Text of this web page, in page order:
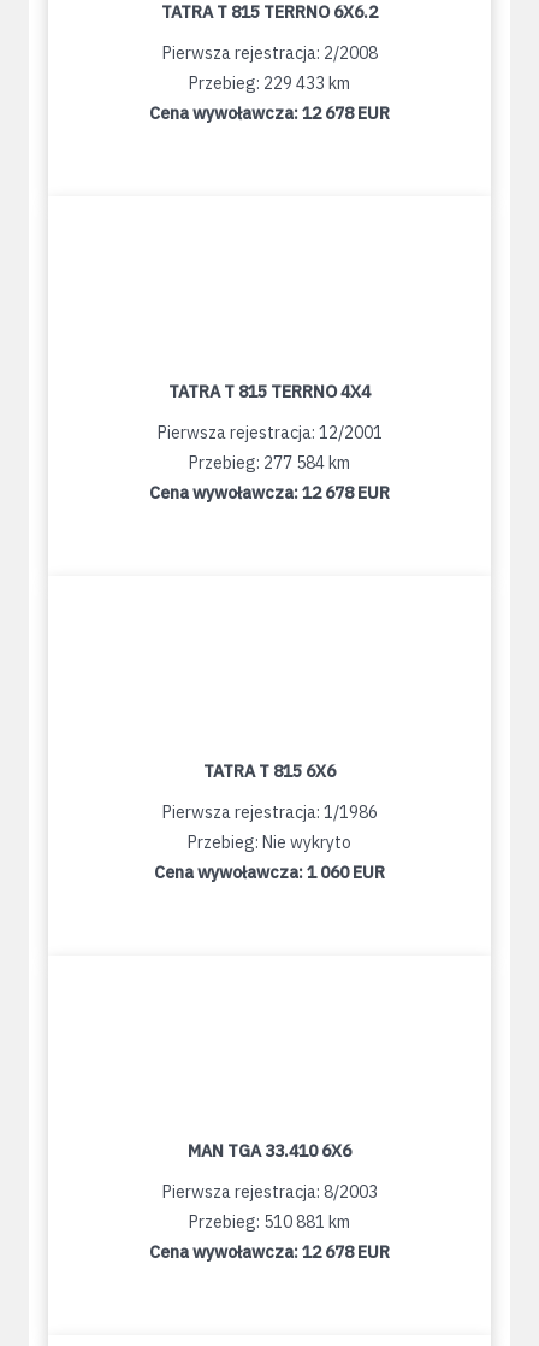
TATRA T 815 TERRNO 6X6.2
Pierwsza rejestracja: 2/2008
Przebieg: 229 433 km
Cena wywoławcza:12 678 EUR
TATRA T 815 TERRNO 4X4
Pierwsza rejestracja: 12/2001
Przebieg: 277 584 km
Cena wywoławcza:12 678 EUR
TATRA T 815 6X6
Pierwsza rejestracja: 1/1986
Przebieg: Nie wykryto
Cena wywoławcza:1 060 EUR
MAN TGA 33.410 6X6
Pierwsza rejestracja: 8/2003
Przebieg: 510 881 km
Cena wywoławcza:12 678 EUR